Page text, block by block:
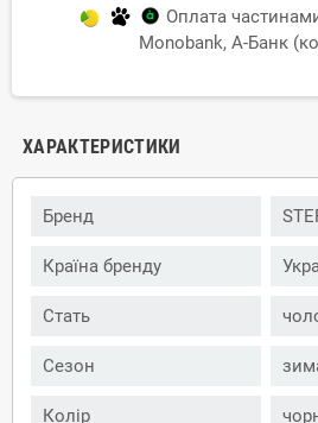
Оплата
Monobank, А-Банк
ХАРАКТЕРИСТИКИ
Бренд
Країна бренду
Стать
Сезон
Колір